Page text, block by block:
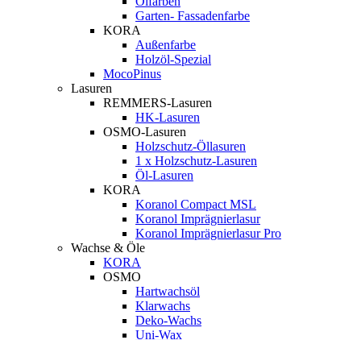
Garten- Fassadenfarbe
KORA
Außenfarbe
Holzöl-Spezial
MocoPinus
Lasuren
REMMERS-Lasuren
HK-Lasuren
OSMO-Lasuren
Holzschutz-Öllasuren
1 x Holzschutz-Lasuren
Öl-Lasuren
KORA
Koranol Compact MSL
Koranol Imprägnierlasur
Koranol Imprägnierlasur Pro
Wachse & Öle
KORA
OSMO
Hartwachsöl
Klarwachs
Deko-Wachs
Uni-Wax